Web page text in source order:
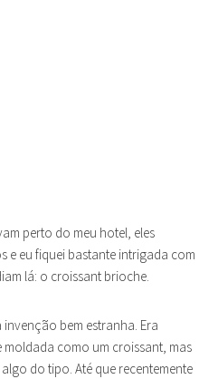
perto do meu hotel, eles
e eu fiquei bastante intrigada com
lá: o croissant brioche.
invenção bem estranha. Era
moldada como um croissant, mas
do tipo. Até que recentemente